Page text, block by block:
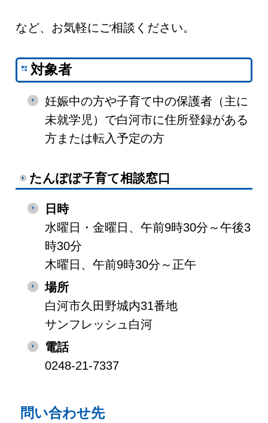
など、お気軽にご相談ください。
対象者
妊娠中の方や子育て中の保護者（主に
未就学児）で白河市に住所登録がある
方または転入予定の方
たんぽぽ子育て相談窓口
日時
水曜日・金曜日、午前9時30分～午後3
時30分
木曜日、午前9時30分～正午
場所
白河市久田野城内31番地
サンフレッシュ白河
電話
0248-21-7337
問い合わせ先